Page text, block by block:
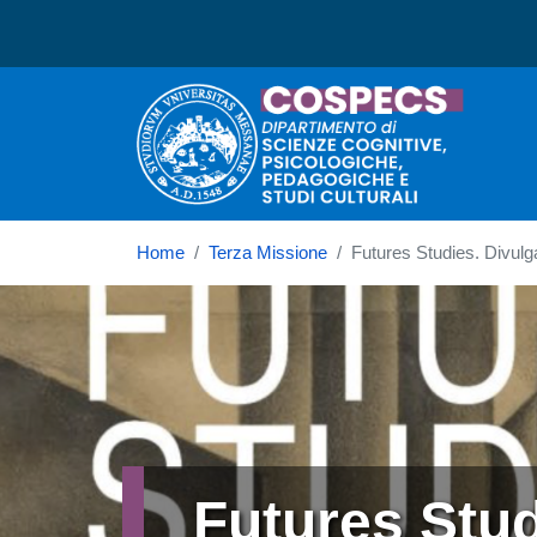
Dipartimento di Scienze
Home Terza Missione Futures Studies.
Futures